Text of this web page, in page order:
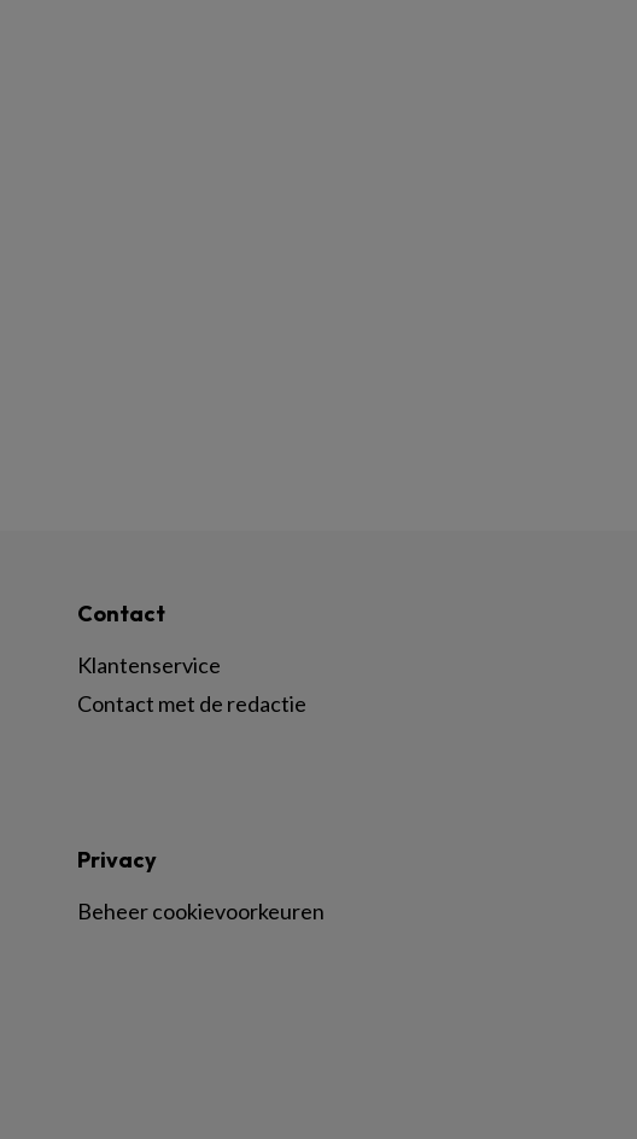
Contact
Klantenservice
Contact met de redactie
Privacy
Beheer cookievoorkeuren